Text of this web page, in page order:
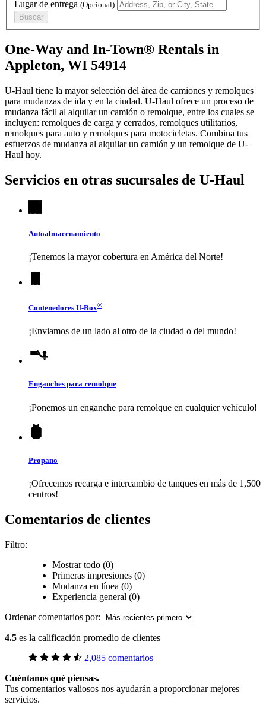
Lugar de entrega (Opcional)
Buscar
One-Way and In-Town® Rentals in
Appleton, WI 54914
U-Haul tiene la mayor selección del área de camiones y remolques
para mudanzas de ida y en la ciudad. U-Haul ofrece un proceso de
mudanza fácil al alquilar un camión o remolque, entre los cuales se
incluyen: remolques de carga y cerrados, remolques utilitarios,
remolques para auto y remolques para motocicletas. Combina tus
esfuerzos de mudanza al alquilar un camión y un remolque de U-
Haul hoy.
Servicios en otras sucursales de U-Haul
Autoalmacenamiento
¡Tenemos la mayor cobertura en América del Norte!
Contenedores U-Box®
¡Enviamos de un lado al otro de la ciudad o del mundo!
Enganches para remolque
¡Ponemos un enganche para remolque en cualquier vehículo!
Propano
¡Ofrecemos recarga e intercambio de tanques en más de 1,500
centros!
Comentarios de clientes
Filtro:
Mostrar todo (0)
Primeras impresiones (0)
Mudanza en línea (0)
Experiencia general (0)
Ordenar comentarios por:
4.5 es la calificación promedio de clientes
2,085 comentarios
Cuéntanos qué piensas.
Tus comentarios valiosos nos ayudarán a proporcionar mejores
servicios.